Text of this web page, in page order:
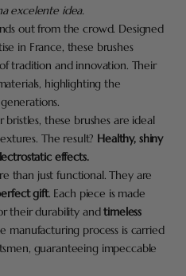
excelente idea.
out from the crowd. Designed
in France, these brushes
tradition and innovation. Their
highlighting the
these brushes are ideal
The result? Healthy, shiny
effects.
than just functional. They are
gift. Each piece is made
their durability andtimeless
manufacturing process is carried
guaranteeing impeccable